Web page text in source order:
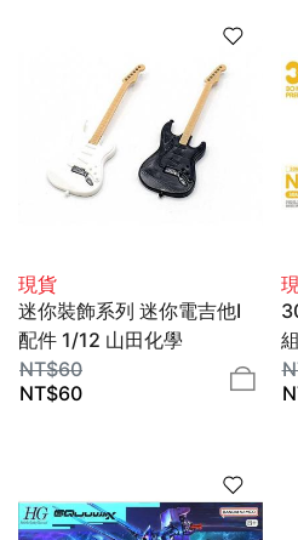
現貨
迷你裝飾系列 迷你電吉他Ⅰ
配件 1/12 山田化學
NT$60
NT$60